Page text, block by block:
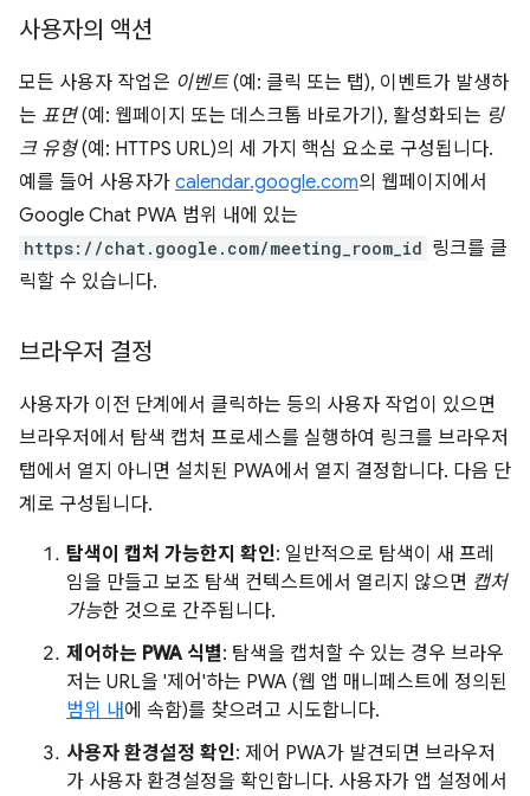
사용자의 액션
모든 사용자 작업은 이벤트(예: 클릭 또는 탭), 이벤트가 발생하
는 표면(예: 웹페이지 또는 데스크톱 바로가기), 활성화되는 링
크 유형(예: HTTPS URL)의 세 가지 핵심 요소로 구성됩니다.
예를 들어 사용자가 calendar.google.com의 웹페이지에서
Google Chat PWA 범위 내에 있는
https://chat.google.com/meeting_room_id 링크를 클
릭할 수 있습니다.
브라우저 결정
사용자가 이전 단계에서 클릭하는 등의 사용자 작업이 있으면
브라우저에서 탐색 캡처 프로세스를 실행하여 링크를 브라우저
탭에서 열지 아니면 설치된 PWA에서 열지 결정합니다. 다음 단
계로 구성됩니다.
탐색이 캡처 가능한지 확인: 일반적으로 탐색이 새 프레
임을 만들고 보조 탐색 컨텍스트에서 열리지 않으면 캡처
가능한 것으로 간주됩니다.
제어하는 PWA 식별: 탐색을 캡처할 수 있는 경우 브라우
저는 URL을 '제어'하는 PWA (웹 앱 매니페스트에 정의된
범위 내 에 속함)를 찾으려고 시도합니다.
사용자 환경설정 확인: 제어 PWA가 발견되면 브라우저
가 사용자 환경설정을 확인합니다. 사용자가 앱 설정에서